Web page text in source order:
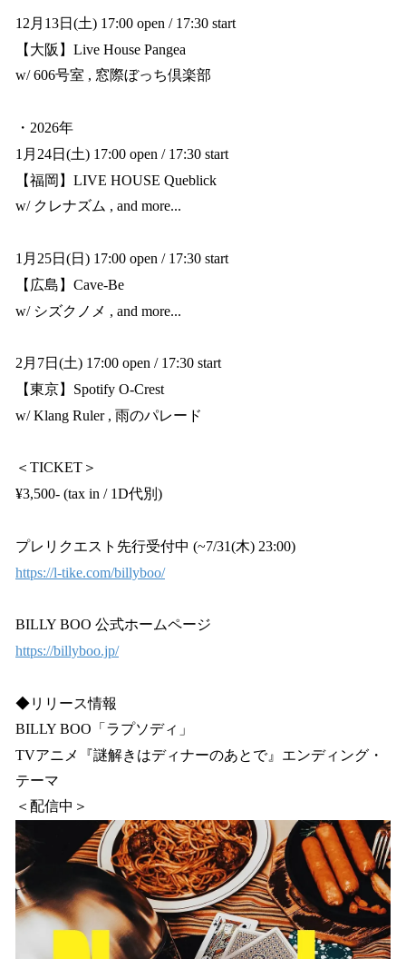
12月13日(土) 17:00 open / 17:30 start
【大阪】Live House Pangea
w/ 606号室 , 窓際ぼっち倶楽部
・2026年
1月24日(土) 17:00 open / 17:30 start
【福岡】LIVE HOUSE Queblick
w/ クレナズム , and more...
1月25日(日) 17:00 open / 17:30 start
【広島】Cave-Be
w/ シズクノメ , and more...
2月7日(土) 17:00 open / 17:30 start
【東京】Spotify O-Crest
w/ Klang Ruler , 雨のパレード
＜TICKET＞
¥3,500- (tax in / 1D代別)
プレリクエスト先行受付中 (~7/31(木) 23:00)
https://l-tike.com/billyboo/
BILLY BOO 公式ホームページ
https://billyboo.jp/
◆リリース情報
BILLY BOO「ラプソディ」
TVアニメ『謎解きはディナーのあとで』エンディング・
テーマ
＜配信中＞